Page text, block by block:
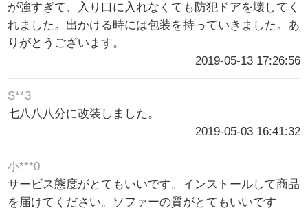
が強すぎて、入り口に入れなくても防犯ドアを壊してく
れました。出かける時には包装を持っていきました。あ
りがとうございます。
2019-05-13 17:26:56
S**3
七八八八分に改装しました。
2019-05-03 16:41:32
小***0
サービス態度がとてもいいです。インストールして商品
を届けてください。ソファーの質がとてもいいです